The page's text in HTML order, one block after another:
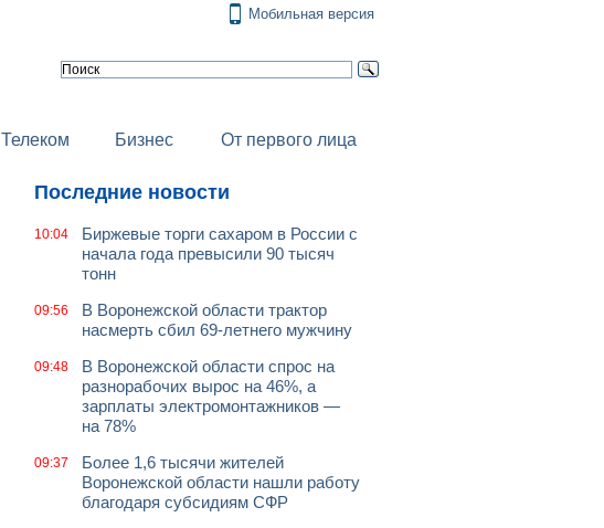
Мобильная версия
Телеком Бизнес От первого лица
Последние новости
10:04
Биржевые торги сахаром в России с
начала года превысили 90 тысяч
тонн
09:56
В Воронежской области трактор
насмерть сбил 69-летнего мужчину
09:48
В Воронежской области спрос на
разнорабочих вырос на 46%, а
зарплаты электромонтажников —
на 78%
09:37
Более 1,6 тысячи жителей
Воронежской области нашли работу
благодаря субсидиям СФР